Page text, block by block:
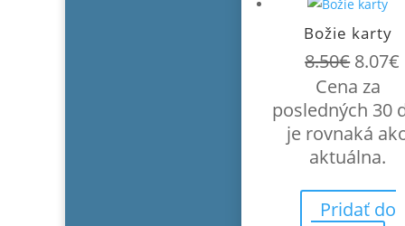
Božie karty
8.50€
cena
bola:
8.50€.
8.07€
Cena za
posledných 30
je rovnaká
aktuálna.
Pridať do